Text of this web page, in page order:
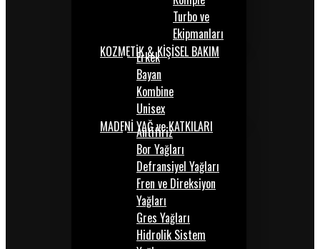
Turbo ve
Ekipmanları
KOZMETİK & KİŞİSEL BAKIM
Erkek
Bayan
Kombine
Unisex
MADENİ YAĞ ve KATKILARI
Antifiriz
Bor Yağları
Defransiyel Yağları
Fren ve Direksiyon
Yağları
Gres Yağları
Hidrolik Sistem